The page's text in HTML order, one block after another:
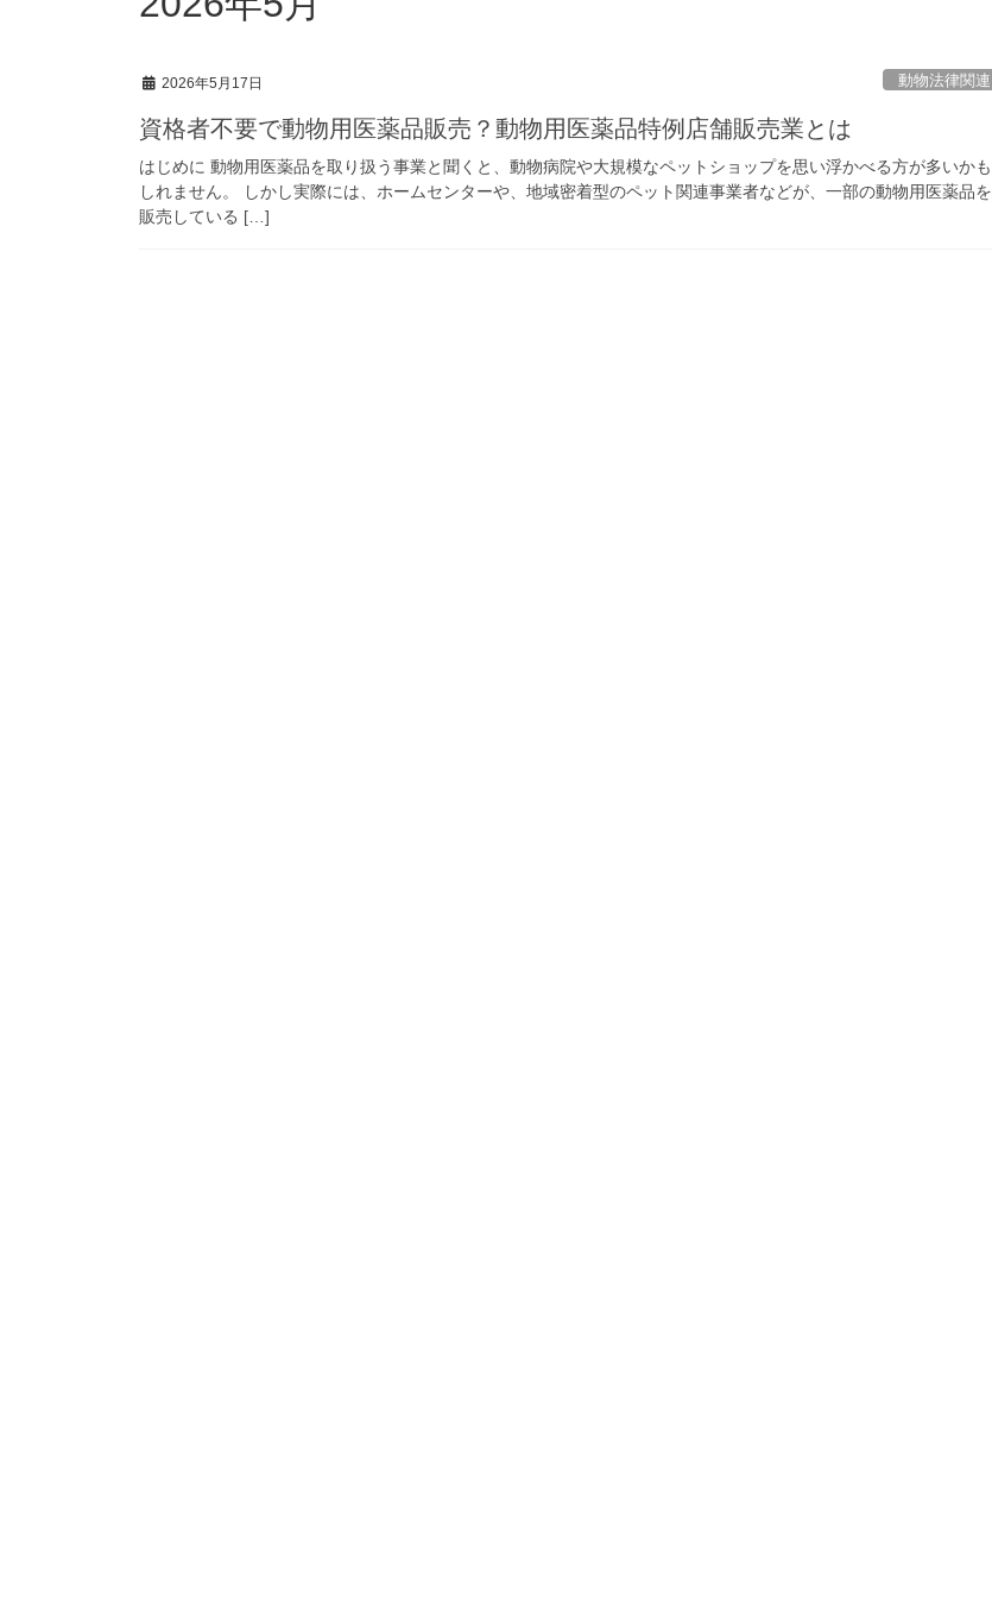
2026年5月17日 動物法律関連
資格者不要で動物用医薬品販売？動物用医薬品特例店舗販売業とは
はじめに 動物用医薬品を取り扱う事業と聞くと、動物病院や大規模なペットショップを思い浮かべる方が多いかも
しれません。 しかし実際には、ホームセンターや、地域密着型のペット関連事業者などが、一部の動物用医薬品を
販売している […]